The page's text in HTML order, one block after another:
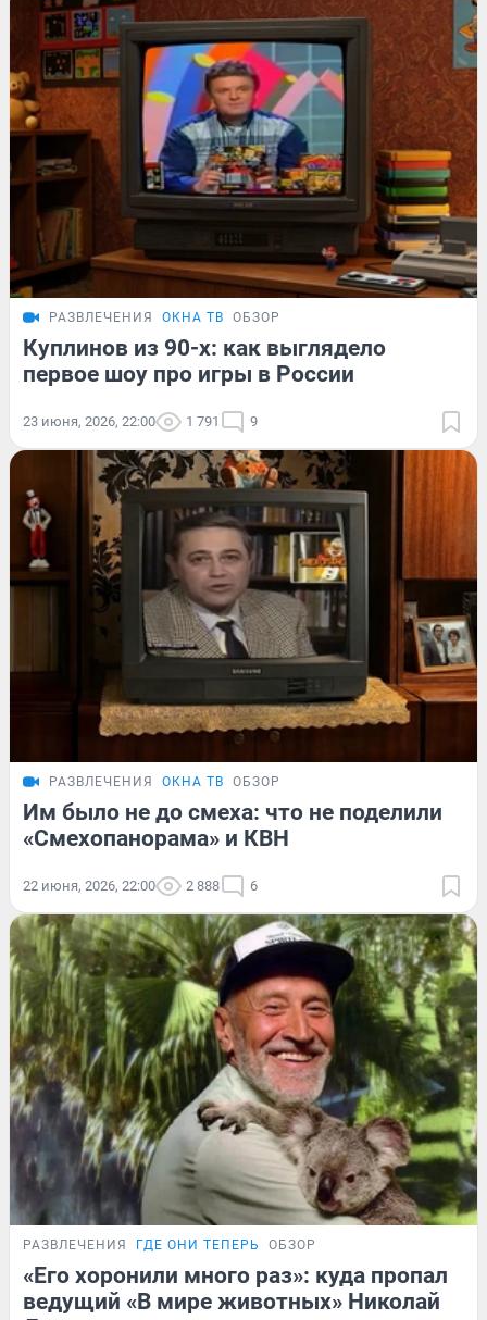
РАЗВЛЕЧЕНИЯ ОКНА ТВ ОБЗОР
Куплинов из 90-х: как выглядело
первое шоу про игры в России
23 июня, 2026, 22:00 1 791 9
РАЗВЛЕЧЕНИЯ ОКНА ТВ ОБЗОР
Им было не до смеха: что не поделили
«Смехопанорама» и КВН
22 июня, 2026, 22:00 2 888 6
РАЗВЛЕЧЕНИЯ ГДЕ ОНИ ТЕПЕРЬ ОБЗОР
«Его хоронили много раз»: куда пропал
ведущий «В мире животных» Николай